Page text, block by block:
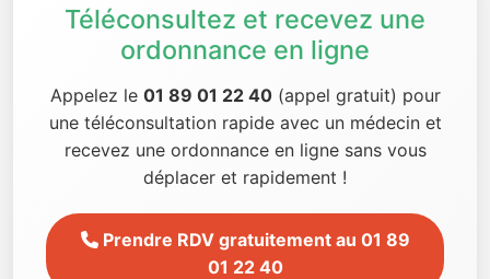
Téléconsultez et recevez une
ordonnance en ligne
Appelez le 01 89 01 22 40(appel gratuit) pour
une téléconsultation rapide avec un médecin et
recevez une ordonnance en ligne sans vous
déplacer et rapidement !
Prendre RDV gratuitement au 01 89
01 22 40